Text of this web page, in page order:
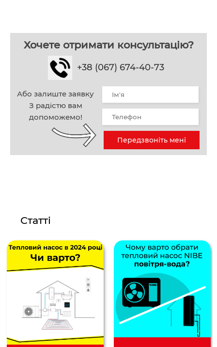
Хочете отримати консультацію?
+38 (067) 674-40-73
Або залиште заявку
З радістю вам
допоможемо!
Передзвоніть мені
Статті